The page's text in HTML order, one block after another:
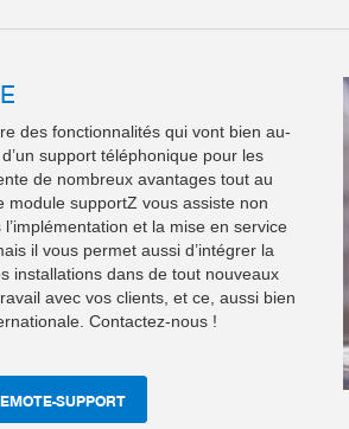
des fonctionnalités qui vont bien au-
support téléphonique pour les
de nombreux avantages tout au
module supportZ vous assiste non
et la mise en service
il vous permet aussi d’intégrer la
installations dans de tout nouveaux
avec vos clients, et ce, aussi bien
Contactez-nous !
SUPPORT